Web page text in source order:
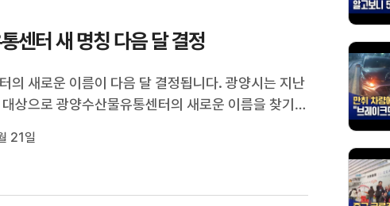
센터 새 명칭 다음 달 결정
의 새로운 이름이 다음 달 결정됩니다. 광양시는 지난
상으로 광양수산물유통센터의 새로운 이름을 찾기
까지 최종작 선정을 위한 설문조사를 실시합니다. 시는
21일